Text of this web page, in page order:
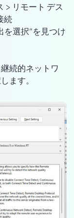
> リモート デス
続
を選択”を見つけ
続的ネットワ
ます。